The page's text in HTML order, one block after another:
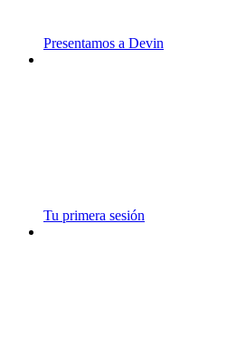
Presentamos a Devin
Tu primera sesión